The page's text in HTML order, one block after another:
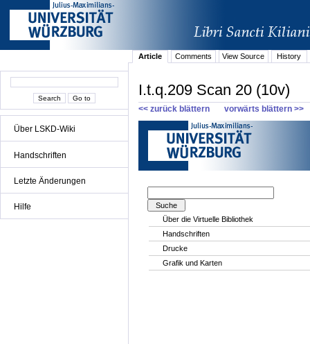
Über LSKD-Wiki
Handschriften
Letzte Änderungen
Hilfe
Article Comments View Source History
I.t.q.209 Scan 20 (10v)
<< zurück blättern vorwärts blättern >>